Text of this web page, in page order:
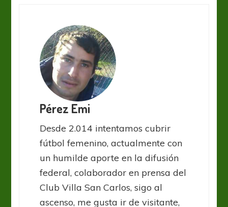
Pérez Emi
Desde 2.014 intentamos cubrir
fútbol femenino, actualmente con
un humilde aporte en la difusión
federal, colaborador en prensa del
Club Villa San Carlos, sigo al
ascenso, me gusta ir de visitante,